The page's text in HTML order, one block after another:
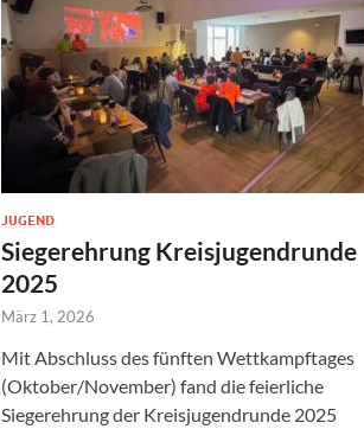
JUGEND
Siegerehrung Kreisjugendrunde
2025
März 1, 2026
Mit Abschluss des fünften Wettkampftages
(Oktober/November) fand die feierliche
Siegerehrung der Kreisjugendrunde 2025